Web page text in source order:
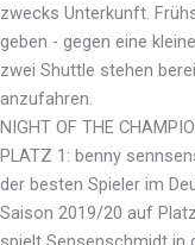
zwecks Unterkunft.
geben - gegen eine
zwei Shuttle stehen
anzufahren.
NIGHT OF THE
PLATZ 1: benny
der besten Spieler im
Saison 2019/20 auf